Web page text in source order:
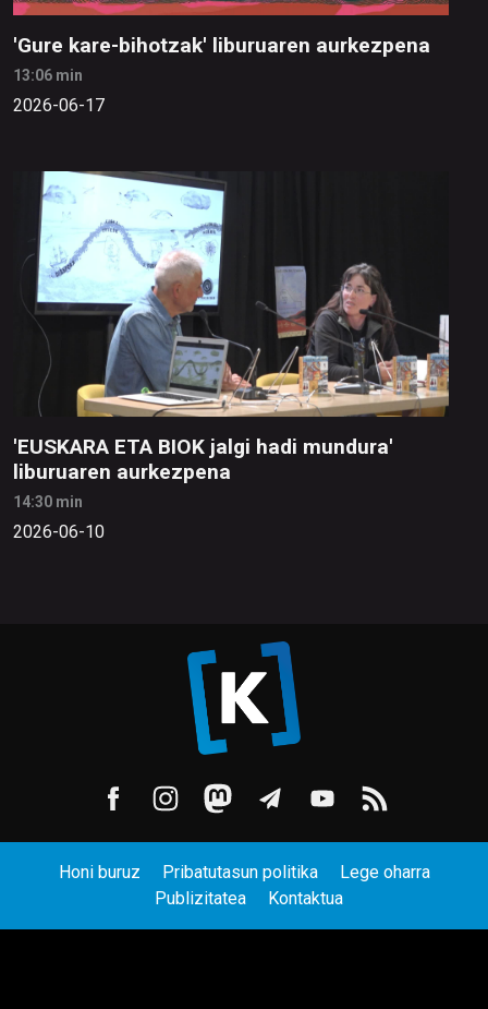
'Gure kare-bihotzak' liburuaren aurkezpena
13:06 min
2026-06-17
'EUSKARA ETA BIOK jalgi hadi mundura'
liburuaren aurkezpena
14:30 min
2026-06-10
Honi buruz Pribatutasun politika
Lege oharra
Publizitatea
Kontaktua